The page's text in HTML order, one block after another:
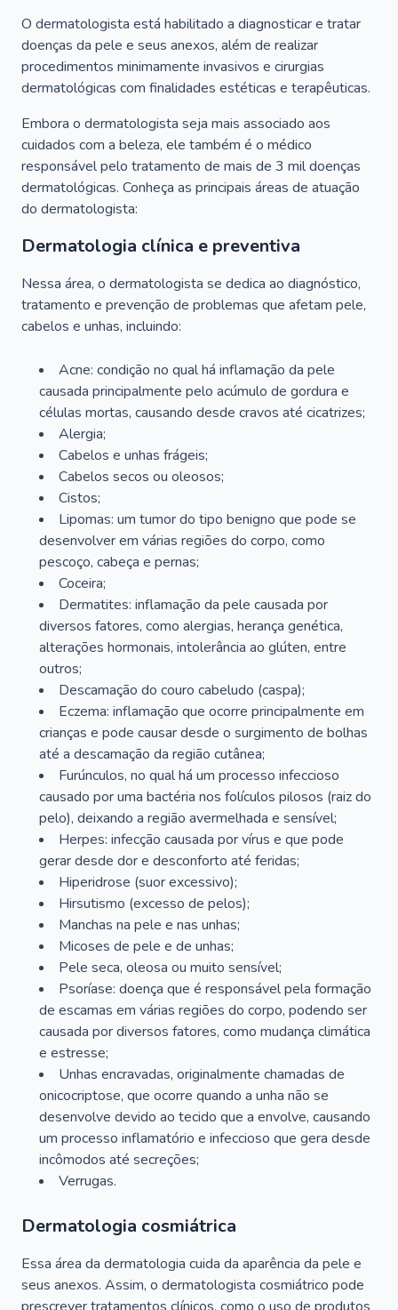
O dermatologista está habilitado a diagnosticar e tratar
doenças da pele e seus anexos, além de realizar
procedimentos minimamente invasivos e cirurgias
dermatológicas com finalidades estéticas e terapêuticas.
Embora o dermatologista seja mais associado aos
cuidados com a beleza, ele também é o médico
responsável pelo tratamento de mais de 3 mil doenças
dermatológicas. Conheça as principais áreas de atuação
do dermatologista:
Dermatologia clínica e preventiva
Nessa área, o dermatologista se dedica ao diagnóstico,
tratamento e prevenção de problemas que afetam pele,
cabelos e unhas, incluindo:
Acne: condição no qual há inflamação da pele
causada principalmente pelo acúmulo de gordura e
células mortas, causando desde cravos até cicatrizes;
Alergia;
Cabelos e unhas frágeis;
Cabelos secos ou oleosos;
Cistos;
Lipomas: um tumor do tipo benigno que pode se
desenvolver em várias regiões do corpo, como
pescoço, cabeça e pernas;
Coceira;
Dermatites: inflamação da pele causada por
diversos fatores, como alergias, herança genética,
alterações hormonais, intolerância ao glúten, entre
outros;
Descamação do couro cabeludo (caspa);
Eczema: inflamação que ocorre principalmente em
crianças e pode causar desde o surgimento de bolhas
até a descamação da região cutânea;
Furúnculos, no qual há um processo infeccioso
causado por uma bactéria nos folículos pilosos (raiz do
pelo), deixando a região avermelhada e sensível;
Herpes: infecção causada por vírus e que pode
gerar desde dor e desconforto até feridas;
Hiperidrose (suor excessivo);
Hirsutismo (excesso de pelos);
Manchas na pele e nas unhas;
Micoses de pele e de unhas;
Pele seca, oleosa ou muito sensível;
Psoríase: doença que é responsável pela formação
de escamas em várias regiões do corpo, podendo ser
causada por diversos fatores, como mudança climática
e estresse;
Unhas encravadas, originalmente chamadas de
onicocriptose, que ocorre quando a unha não se
desenvolve devido ao tecido que a envolve, causando
um processo inflamatório e infeccioso que gera desde
incômodos até secreções;
Verrugas.
Dermatologia cosmiátrica
Essa área da dermatologia cuida da aparência da pele e
seus anexos. Assim, o dermatologista cosmiátrico pode